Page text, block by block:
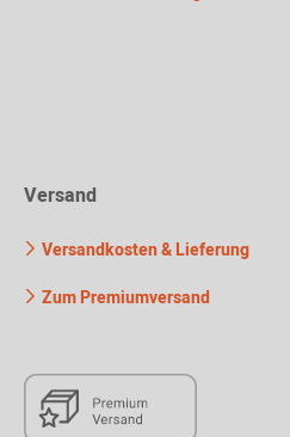
Versand
Versandkosten & Lieferung
Zum Premiumversand